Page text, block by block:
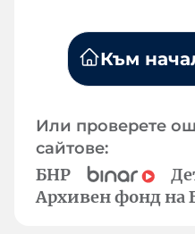
Към
Или проверете
сайтове:
БНР
Архивен фонд на